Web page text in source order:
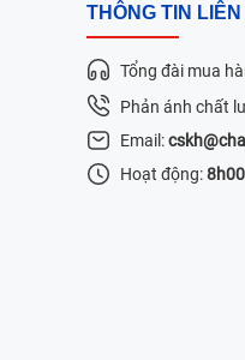
THÔNG TIN LIÊN
Tổng đài mua
Phản ánh chất
Email:
Hoạt động: